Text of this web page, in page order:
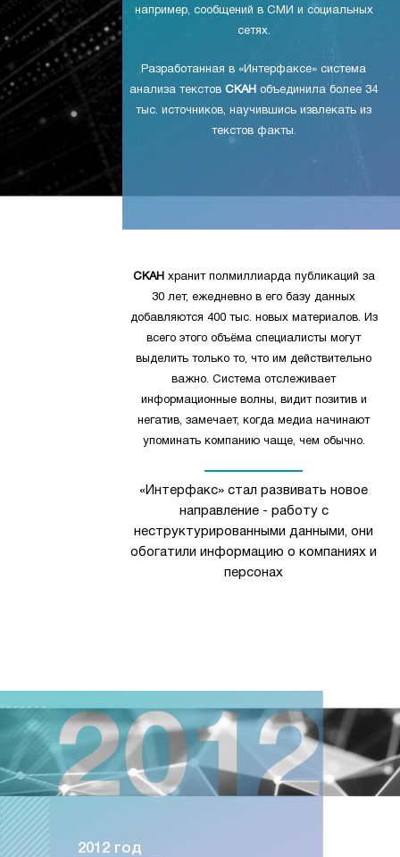
например, сообщений в СМИ и социальных
сетях.
Разработанная в «Интерфаксе» система
анализа текстов СКАН объединила более 34
тыс. источников, научившись извлекать из
текстов факты.
СКАН хранит полмиллиарда публикаций за
30 лет, ежедневно в его базу данных
добавляются 400 тыс. новых материалов. Из
всего этого объёма специалисты могут
выделить только то, что им действительно
важно. Система отслеживает
информационные волны, видит позитив и
негатив, замечает, когда медиа начинают
упоминать компанию чаще, чем обычно.
«Интерфакс» стал развивать новое
направление - работу с
неструктурированными данными, они
обогатили информацию о компаниях и
персонах
2012 год